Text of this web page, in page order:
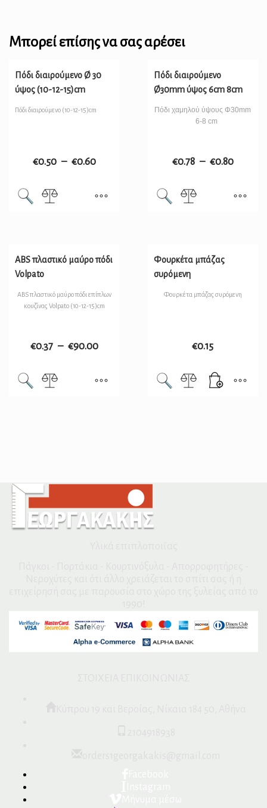
Μπορεί επίσης να σας αρέσει
Πόδι διαιρούμενo Ø 30
ύψος (10-12-15)cm
Πόδι διαιρούμενο (10-12-15)cm
€0.50 – €0.60
Πόδι διαιρούμενο
Ø30mm ύψος 6cm 8cm
Πόδι χαμηλού ύψους Φ30mm
6-8 cm
€0.78 – €0.80
ABS πλαστικό μαύρο πόδι
Volpato
ABS πλαστικό μαύρο πόδι επίπλων
κουζίνας Volpato (10-12-15)cm
€0.37 – €90.00
Φουρκέτα μπάζας
συρόμενη
Φουρκέτα μπάζας συρόμενη
€0.15